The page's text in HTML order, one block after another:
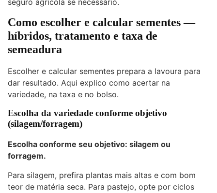
Como escolher e calcular sementes—
híbridos, tratamento e taxa de
semeadura
Escolher e calcular sementes prepara a lavoura para
dar resultado. Aqui explico como acertar na
variedade, na taxa e no bolso.
Escolha da variedade conforme objetivo
(silagem/forragem)
Escolha conforme seu objetivo: silagem ou
forragem.
Para silagem, prefira plantas mais altas e com bom
teor de matéria seca. Para pastejo, opte por ciclos